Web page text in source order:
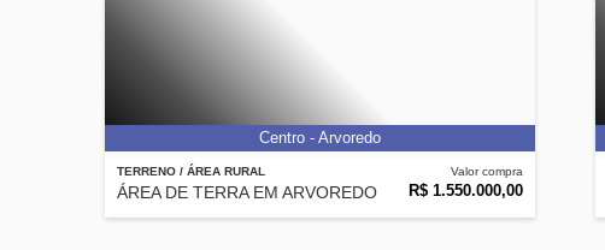
TERRENO / ÁREA RURAL
ÁREA DE TERRA EM ARVOREDO
Valor compra
R$ 1.550.000,00
Centro - Arvoredo